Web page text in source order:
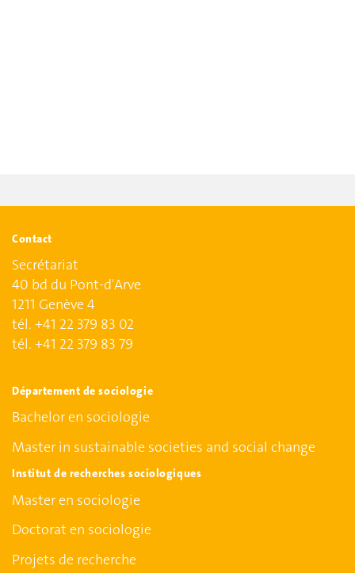
Contact
Secrétariat
40 bd du Pont-d'Arve
1211 Genève 4
tél. +41 22 379 83 02
tél. +41 22 379 83 79
Département de sociologie
Bachelor en sociologie
Master in sustainable societies and social change
Institut de recherches sociologiques
Master en sociologie
Doctorat en sociologie
Projets de recherche